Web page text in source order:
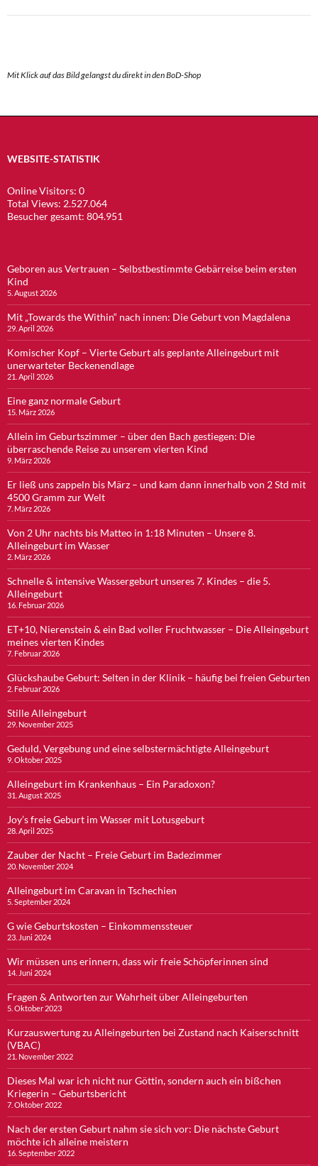
Mit Klick auf das Bild gelangst du direkt in den BoD-Shop
WEBSITE-STATISTIK
Online Visitors: 0
Total Views: 2.527.064
Besucher gesamt: 804.951
Geboren aus Vertrauen – Selbstbestimmte Gebärreise beim ersten
Kind
5. August 2026
Mit „Towards the Within“ nach innen: Die Geburt von Magdalena
29. April 2026
Komischer Kopf – Vierte Geburt als geplante Alleingeburt mit
unerwarteter Beckenendlage
21. April 2026
Eine ganz normale Geburt
15. März 2026
Allein im Geburtszimmer – über den Bach gestiegen: Die
überraschende Reise zu unserem vierten Kind
9. März 2026
Er ließ uns zappeln bis März – und kam dann innerhalb von 2 Std mit
4500 Gramm zur Welt
7. März 2026
Von 2 Uhr nachts bis Matteo in 1:18 Minuten – Unsere 8.
Alleingeburt im Wasser
2. März 2026
Schnelle & intensive Wassergeburt unseres 7. Kindes – die 5.
Alleingeburt
16. Februar 2026
ET+10, Nierenstein & ein Bad voller Fruchtwasser – Die Alleingeburt
meines vierten Kindes
7. Februar 2026
Glückshaube Geburt: Selten in der Klinik – häufig bei freien Geburten
2. Februar 2026
Stille Alleingeburt
29. November 2025
Geduld, Vergebung und eine selbstermächtigte Alleingeburt
9. Oktober 2025
Alleingeburt im Krankenhaus – Ein Paradoxon?
31. August 2025
Joy’s freie Geburt im Wasser mit Lotusgeburt
28. April 2025
Zauber der Nacht – Freie Geburt im Badezimmer
20. November 2024
Alleingeburt im Caravan in Tschechien
5. September 2024
G wie Geburtskosten – Einkommenssteuer
23. Juni 2024
Wir müssen uns erinnern, dass wir freie Schöpferinnen sind
14. Juni 2024
Fragen & Antworten zur Wahrheit über Alleingeburten
5. Oktober 2023
Kurzauswertung zu Alleingeburten bei Zustand nach Kaiserschnitt
(VBAC)
21. November 2022
Dieses Mal war ich nicht nur Göttin, sondern auch ein bißchen
Kriegerin – Geburtsbericht
7. Oktober 2022
Nach der ersten Geburt nahm sie sich vor: Die nächste Geburt
möchte ich alleine meistern
16. September 2022